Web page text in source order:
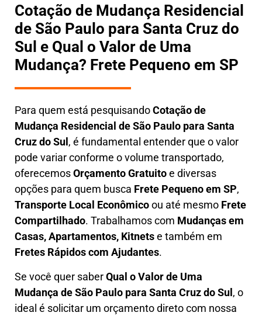
Cotação de Mudança Residencial
de São Paulo para Santa Cruz do
Sul e Qual o Valor de Uma
Mudança? Frete Pequeno em SP
Para quem está pesquisandoCotação de
Mudança Residencial de São Paulo para Santa
Cruz do Sul , é fundamental entender que o valor
pode variar conforme o volume transportado,
oferecemosOrçamento Gratuitoe diversas
opções para quem busca Frete Pequeno em SP,
Transporte Local Econômicoou até mesmo Frete
Compartilhado. Trabalhamos com Mudanças em
Casas, Apartamentos, Kitnetse também em
Fretes Rápidos com Ajudantes.
Se você quer saberQual o Valor de Uma
Mudança de São Paulo para Santa Cruz do Sul, o
ideal é solicitar um orçamento direto com nossa